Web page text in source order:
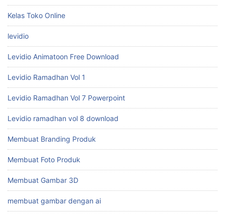
Kelas Toko Online
levidio
Levidio Animatoon Free Download
Levidio Ramadhan Vol 1
Levidio Ramadhan Vol 7 Powerpoint
Levidio ramadhan vol 8 download
Membuat Branding Produk
Membuat Foto Produk
Membuat Gambar 3D
membuat gambar dengan ai